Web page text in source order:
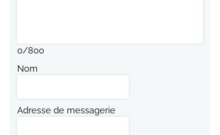
0/800
Nom
Adresse de messagerie